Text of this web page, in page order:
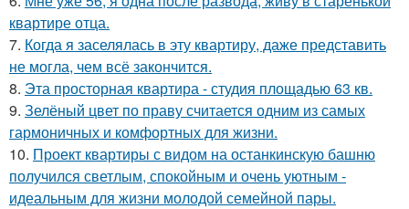
квартире отца.
7. Когда я заселялась в эту квартиру, даже представить
не могла, чем всё закончится.
8. Эта просторная квартира - студия площадью 63 кв.
9. Зелёный цвет по праву считается одним из самых
гармоничных и комфортных для жизни.
10. Проект квартиры с видом на останкинскую башню
получился светлым, спокойным и очень уютным -
идеальным для жизни молодой семейной пары.